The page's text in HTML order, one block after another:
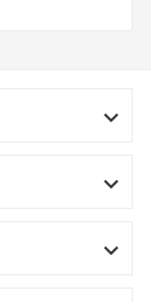


